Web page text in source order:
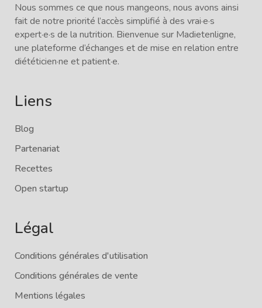
Nous sommes ce que nous mangeons, nous avons ainsi
fait de notre priorité l’accès simplifié à des vrai·e·s
expert·e·s de la nutrition. Bienvenue sur Madietenligne,
une plateforme d’échanges et de mise en relation entre
diététicien·ne et patient·e.
Liens
Blog
Partenariat
Recettes
Open startup
Légal
Conditions générales d'utilisation
Conditions générales de vente
Mentions légales